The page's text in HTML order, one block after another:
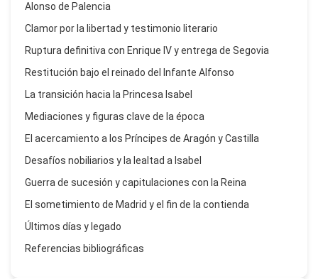
Alonso de Palencia
Clamor por la libertad y testimonio literario
Ruptura definitiva con Enrique IV y entrega de Segovia
Restitución bajo el reinado del Infante Alfonso
La transición hacia la Princesa Isabel
Mediaciones y figuras clave de la época
El acercamiento a los Príncipes de Aragón y Castilla
Desafíos nobiliarios y la lealtad a Isabel
Guerra de sucesión y capitulaciones con la Reina
El sometimiento de Madrid y el fin de la contienda
Últimos días y legado
Referencias bibliográficas